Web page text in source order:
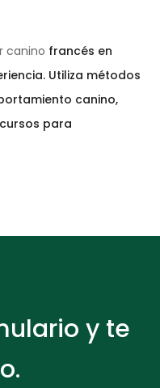
canino francés en
Utiliza métodos
canino,
para
y te